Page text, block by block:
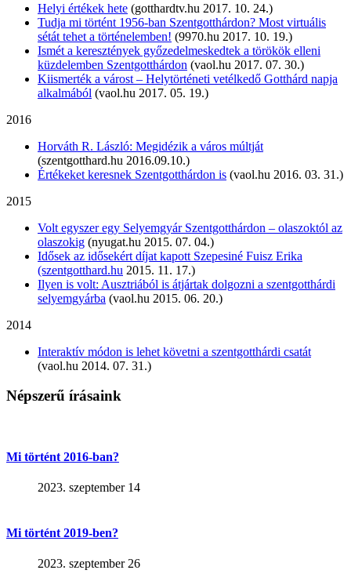
Helyi értékek hete (gotthardtv.hu 2017. 10. 24.)
Tudja mi történt 1956-ban Szentgotthárdon? Most virtuális
sétát tehet a történelemben! (9970.hu 2017. 10. 19.)
Ismét a keresztények győzedelmeskedtek a törökök elleni
küzdelemben Szentgotthárdon (vaol.hu 2017. 07. 30.)
Kiismerték a várost – Helytörténeti vetélkedő Gotthárd napja
alkalmából (vaol.hu 2017. 05. 19.)
2016
Horváth R. László: Megidézik a város múltját
(szentgotthard.hu 2016.09.10.)
Értékeket keresnek Szentgotthárdon is (vaol.hu 2016. 03. 31.)
2015
Volt egyszer egy Selyemgyár Szentgotthárdon – olaszoktól az
olaszokig (nyugat.hu 2015. 07. 04.)
Idősek az idősekért díjat kapott Szepesiné Fuisz Erika
(szentgotthard.hu 2015. 11. 17.)
Ilyen is volt: Ausztriából is átjártak dolgozni a szentgotthárdi
selyemgyárba (vaol.hu 2015. 06. 20.)
2014
Interaktív módon is lehet követni a szentgotthárdi csatát
(vaol.hu 2014. 07. 31.)
Népszerű írásaink
Mi történt 2016-ban?
2023. szeptember 14
Mi történt 2019-ben?
2023. szeptember 26